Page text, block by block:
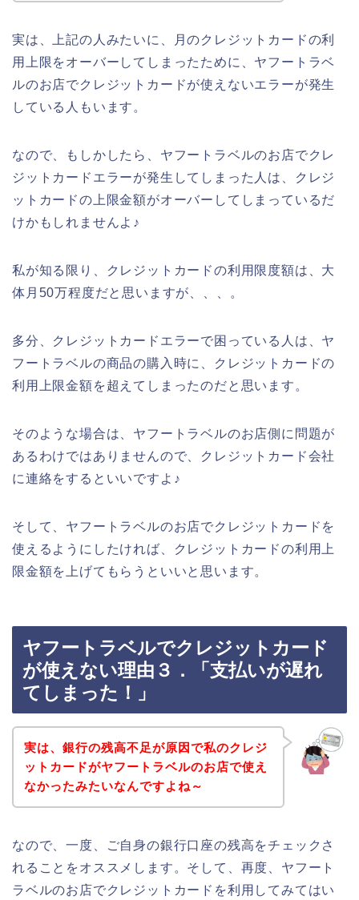
実は、上記の人みたいに、月のクレジットカードの利
用上限をオーバーしてしまったために、ヤフートラベ
ルのお店でクレジットカードが使えないエラーが発生
している人もいます。
なので、もしかしたら、ヤフートラベルのお店でクレ
ジットカードエラーが発生してしまった人は、クレジ
ットカードの上限金額がオーバーしてしまっているだ
けかもしれませんよ♪
私が知る限り、クレジットカードの利用限度額は、大
体月50万程度だと思いますが、、、。
多分、クレジットカードエラーで困っている人は、ヤ
フートラベルの商品の購入時に、クレジットカードの
利用上限金額を超えてしまったのだと思います。
そのような場合は、ヤフートラベルのお店側に問題が
あるわけではありませんので、クレジットカード会社
に連絡をするといいですよ♪
そして、ヤフートラベルのお店でクレジットカードを
使えるようにしたければ、クレジットカードの利用上
限金額を上げてもらうといいと思います。
ヤフートラベルでクレジットカード
が使えない理由３．「支払いが遅れ
てしまった！」
実は、銀行の残高不足が原因で私のクレジ
ットカードがヤフートラベルのお店で使え
なかったみたいなんですよね～
なので、一度、ご自身の銀行口座の残高をチェックさ
れることをオススメします。そして、再度、ヤフート
ラベルのお店でクレジットカードを利用してみてはい